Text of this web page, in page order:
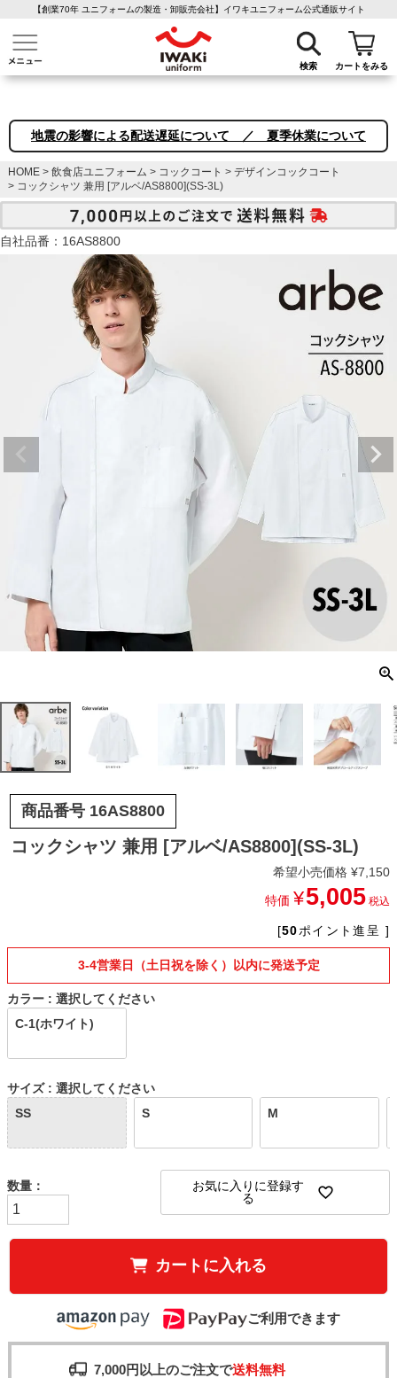
【創業70年 ユニフォームの製造・卸販売会社】イワキユニフォーム公式通販サイト
検索 カートをみる
介護ユニフォーム 作業着・作業服 ファン付き作業着 医療白衣
地震の影響による配送遅延について ／ 夏季休業について
HOME 飲食店ユニフォーム コックコート
デザインコックコート
コックシャツ 兼用 [アルベ/AS8800](SS-3L)
自社品番：16AS8800
商品番号 16AS8800
コックシャツ 兼用 [アルベ/AS8800](SS-3L)
希望小売価格 ¥7,150
特価 ¥5,005 税込
[50ポイント進呈 ]
3-4営業日（土日祝を除く）以内に発送予定
カラー
選択してください
C-1(ホワイト)
サイズ
選択してください
SS
S M
お気に入りに登録す
る
カートに入れる
ご利用できます
7,000円以上のご注文で送料無料